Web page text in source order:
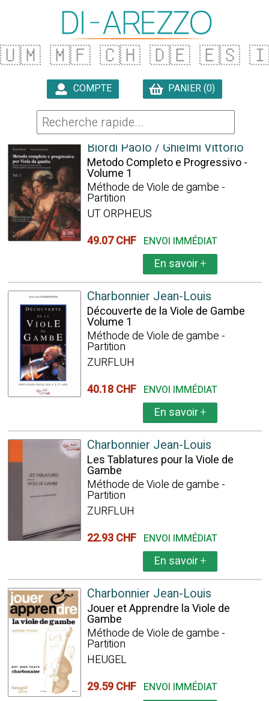
🇺🇲 🇲🇫 🇨🇭 🇩🇪 🇪🇸
COMPTE PANIER (0)
186 ARTICLES TROUVÉS
Biordi Paolo / Ghielmi Vittorio
Metodo Completo e Progressivo -
Volume 1
Méthode de Viole de gambe -
Partition
UT ORPHEUS
49.07 CHF ENVOI IMMÉDIAT
En savoir+
Charbonnier Jean-Louis
Découverte de la Viole de Gambe
Volume 1
Méthode de Viole de gambe -
Partition
ZURFLUH
40.18 CHF ENVOI IMMÉDIAT
En savoir+
Charbonnier Jean-Louis
Les Tablatures pour la Viole de
Gambe
Méthode de Viole de gambe -
Partition
ZURFLUH
22.93 CHF ENVOI IMMÉDIAT
En savoir+
Charbonnier Jean-Louis
Jouer et Apprendre la Viole de
Gambe
Méthode de Viole de gambe -
Partition
HEUGEL
29.59 CHF ENVOI IMMÉDIAT